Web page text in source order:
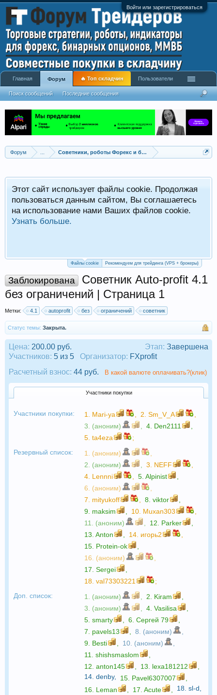
Войти или зарегистрироваться
Форум Советники, роботы Форекс и бинарных опционов
Этот сайт использует файлы cookie. Продолжая
пользоваться данным сайтом, Вы соглашаетесь
на использование нами Ваших файлов cookie.
Узнать больше.
Файлы cookie Рекомендуем для трейдинга (VPS + брокеры)
Заблокирована
Советник Auto-profit 4.1
без ограничений | Страница 1
Метки: 4.1 autoprofit без ограничений советник
Статус темы: Закрыта.
Этап: Завершена
Цена: 200.00 руб.
Участников: 5 из 5 Организатор: FXprofit
Расчетный взнос: 44 руб. В какой валюте оплачивать?(клик)
Участники покупки
Участники покупки: 1. Mari-ya 2. Sm_V_A
3. (аноним)
4. Den2111
5. ta4eza
;
Резервный список:
1. (аноним)
2. (аноним)
3. NEFF
4. Lennni 5. Alpinist
6. (аноним)
7. mityukoff 8. viktor
9. maksim 10. Muxan303
11. (аноним)
12. Parker
13. Anton 14. игорь2
15. Protein-ok
16. (аноним)
17. Sergei
18. val73303221
;
Доп. список:
1. (аноним) 2. Kiram
3. (аноним)
4. Vasilisa
5. smarty 6. Сергей 79
7. pavels13 8. (аноним)
9. Besti 10. (аноним)
11. shishsmaslom
12. anton145 13. lexa181212
14. denby, 15. Pavel6307007
16. Leman 17. Acute 18. sl-d
Главная Форум
Поиск сообщений Последние сообщения
🔥 Топ складчин Пользователи